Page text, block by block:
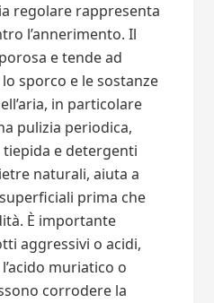
regolare rappresenta
l’annerimento. Il
e tende ad
sporco e le sostanze
in particolare
pulizia periodica,
e detergenti
naturali, aiuta a
prima che
È importante
aggressivi o acidi,
muriatico o
corrodere la